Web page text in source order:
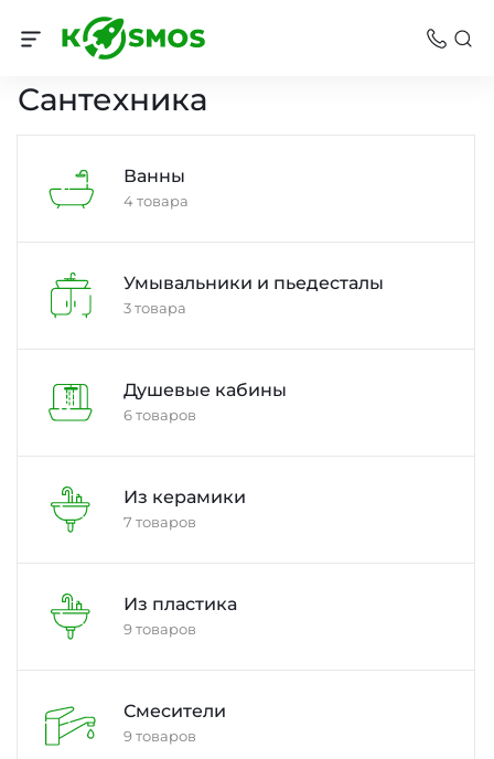
Каталог товаров
Сантехника
Ванны
4 товара
Умывальники и пьедесталы
3 товара
Душевые кабины
6 товаров
Из керамики
7 товаров
Из пластика
9 товаров
Смесители
9 товаров